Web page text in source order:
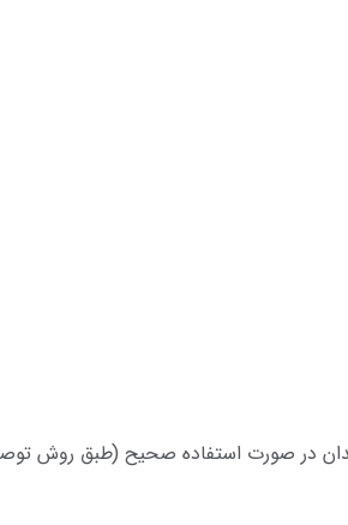
در صورت استفاده صحیح (طبق روش